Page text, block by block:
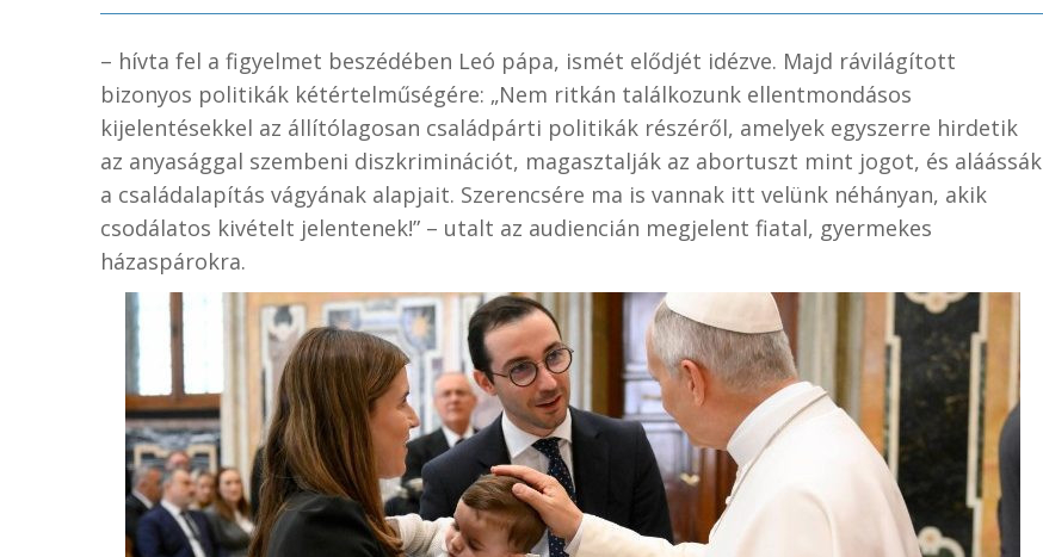
– hívta fel a figyelmet beszédében Leó pápa, ismét elődjét idézve. Majd rávilágított
bizonyos politikák kétértelműségére: „Nem ritkán találkozunk ellentmondásos
kijelentésekkel az állítólagosan családpárti politikák részéről, amelyek egyszerre hirdetik
az anyasággal szembeni diszkriminációt, magasztalják az abortuszt mint jogot, és aláássák
a családalapítás vágyának alapjait. Szerencsére ma is vannak itt velünk néhányan, akik
csodálatos kivételt jelentenek!” – utalt az audiencián megjelent fiatal, gyermekes
házaspárokra.